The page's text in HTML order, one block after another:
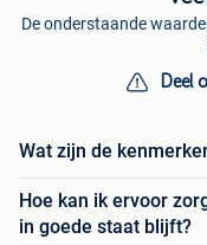
De onderstaande
Deel
Wat zijn de
Hoe kan ik ervoor
in goede staat blijft?